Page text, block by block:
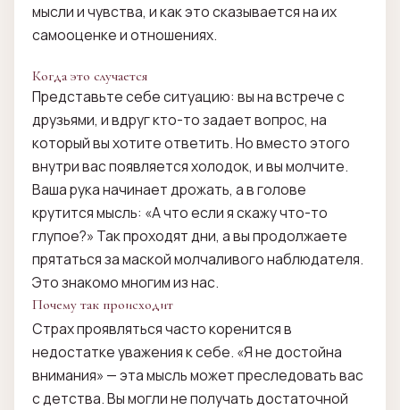
мысли и чувства, и как это сказывается на их
самооценке и отношениях.
Когда это случается
Представьте себе ситуацию: вы на встрече с
друзьями, и вдруг кто-то задает вопрос, на
который вы хотите ответить. Но вместо этого
внутри вас появляется холодок, и вы молчите.
Ваша рука начинает дрожать, а в голове
крутится мысль: «А что если я скажу что-то
глупое?» Так проходят дни, а вы продолжаете
прятаться за маской молчаливого наблюдателя.
Это знакомо многим из нас.
Почему так происходит
Страх проявляться часто коренится в
недостатке уважения к себе. «Я не достойна
внимания» — эта мысль может преследовать вас
с детства. Вы могли не получать достаточной